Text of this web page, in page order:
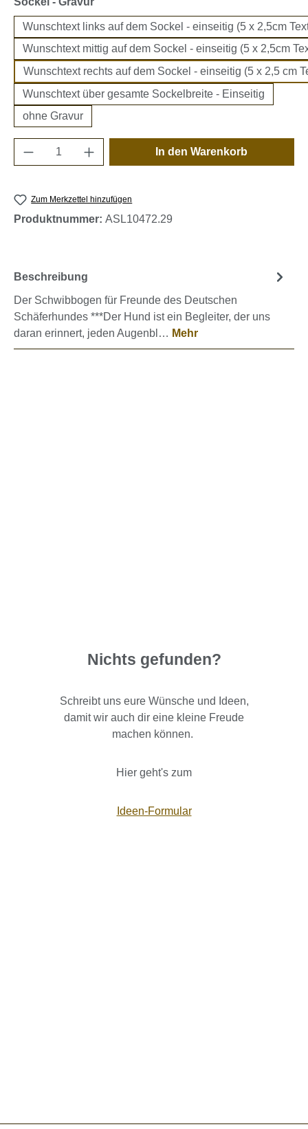
Wunschtext links auf dem Sockel - einseitig (5 x 2,5cm
Wunschtext mittig auf dem Sockel - einseitig (5 x 2,5cm
Wunschtext rechts auf dem Sockel - einseitig (5 x 2,5 cm
Wunschtext über gesamte Sockelbreite - Einseitig
ohne Gravur
Produkt Anzahl: Gib den gewünschten
In den Warenkorb
Zum Merkzettel hinzufügen
Produktnummer: ASL10472.29
Beschreibung
Der Schwibbogen für Freunde des Deutschen
Schäferhundes ***Der Hund ist ein Begleiter, der uns
daran erinnert, jeden Augenbl… Mehr
Nichts gefunden?
Schreibt uns eure Wünsche und Ideen,
damit wir auch dir eine kleine Freude
machen können.
Hier geht's zum
Ideen-Formular